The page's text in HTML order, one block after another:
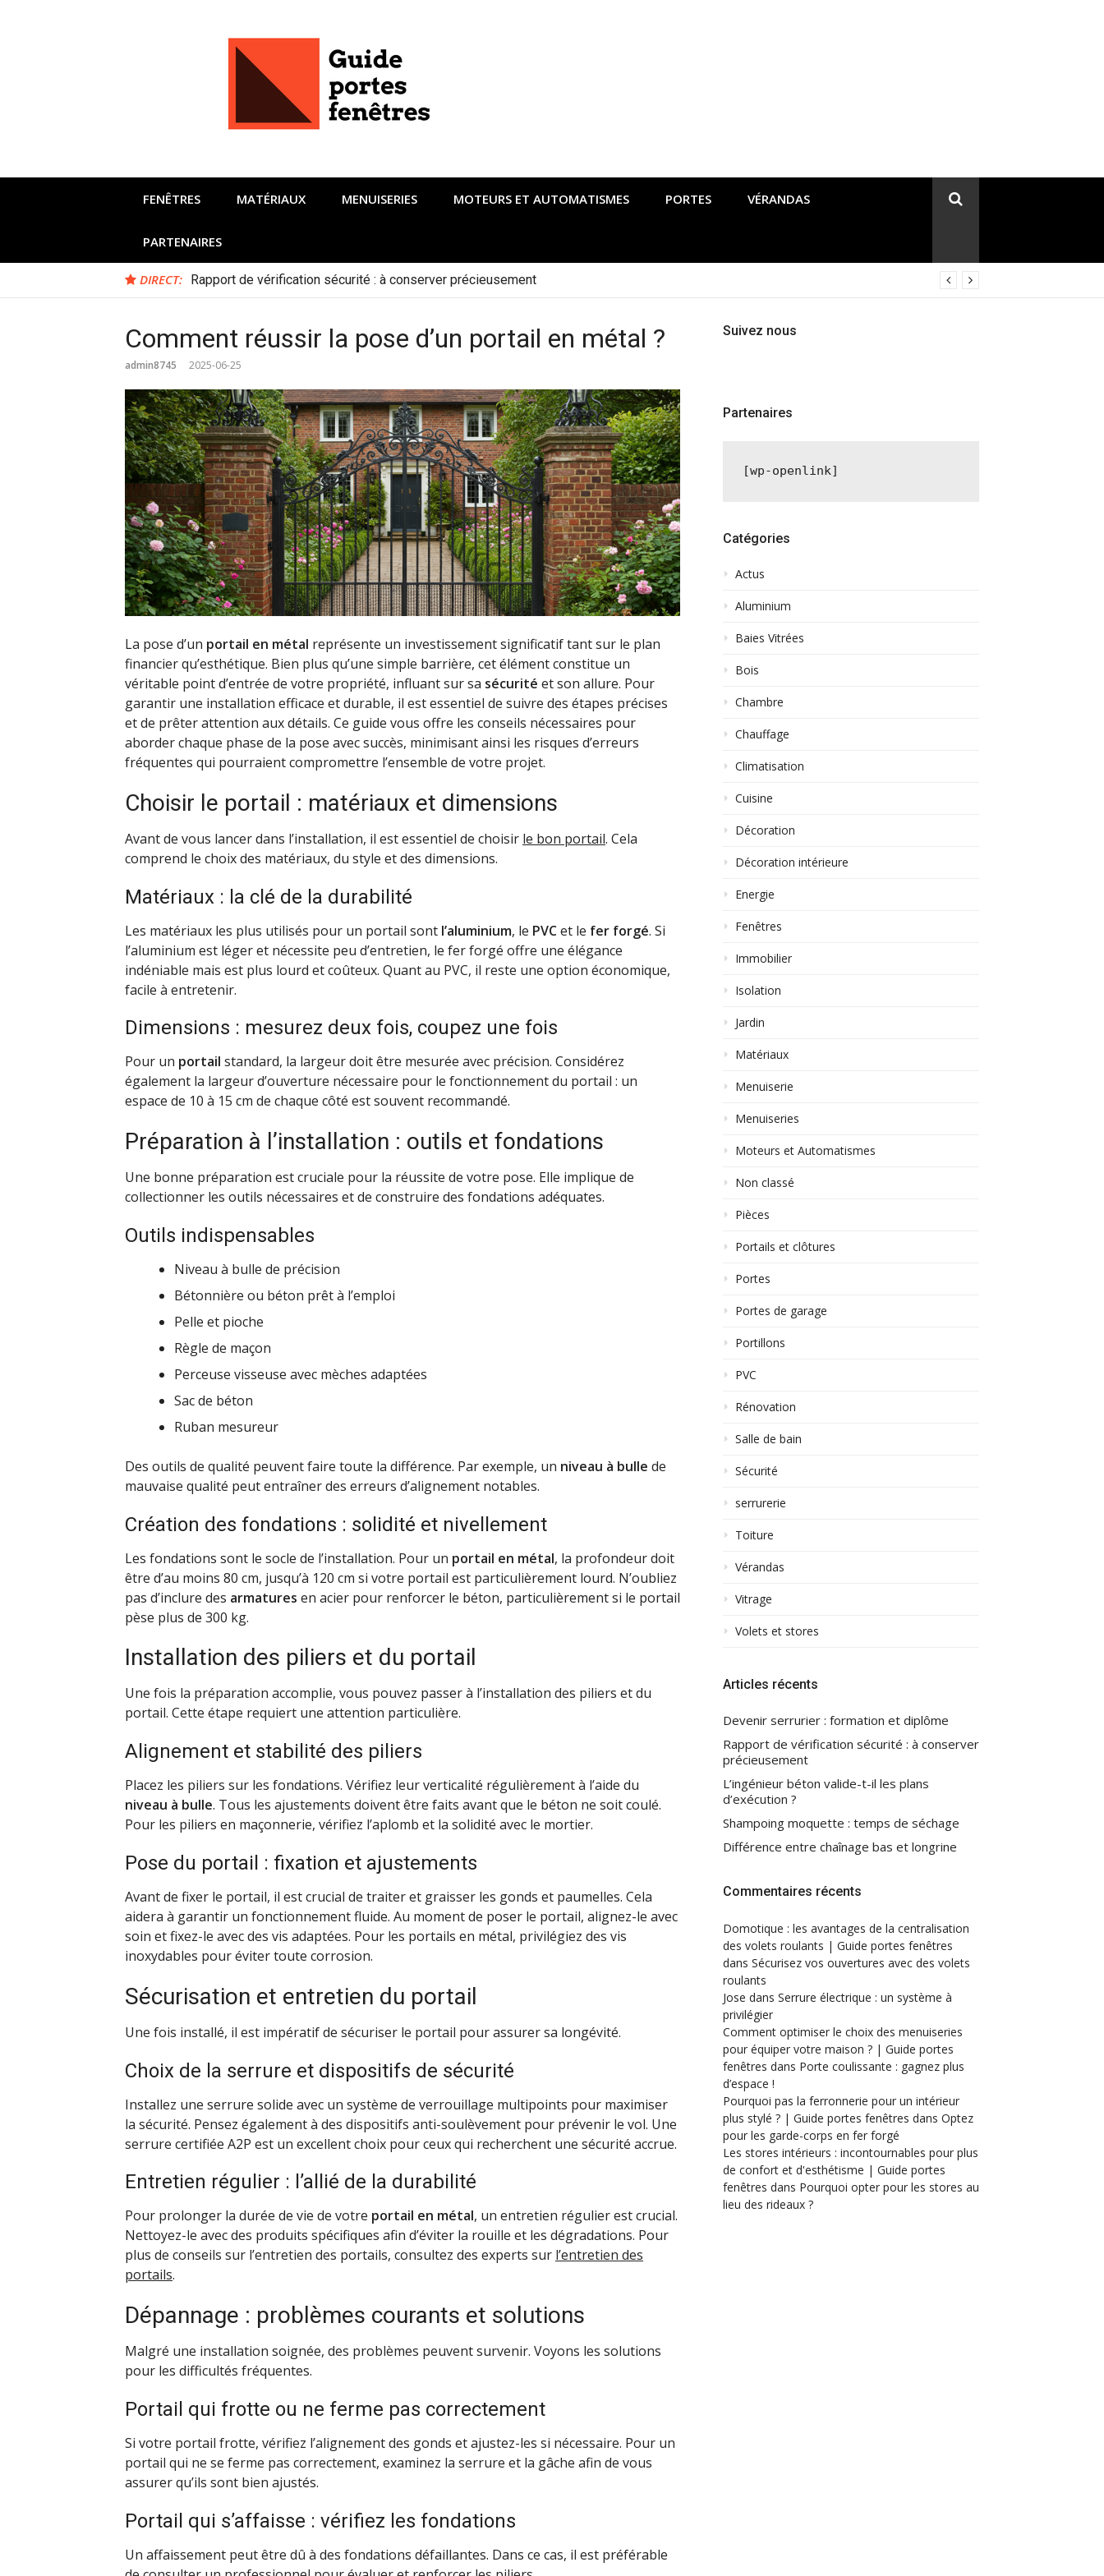
FENÊTRES MATÉRIAUX MENUISERIES MOTEURS ET AUTOMATISMES PORTES VÉRANDAS
PARTENAIRES
DIRECT: Rapport de vérification sécurité : à conserver précieusement
Comment réussir la pose d’un portail en métal ?
admin8745 2025-06-25
La pose d’un portail en métal représente un investissement significatif tant sur le plan
financier qu’esthétique. Bien plus qu’une simple barrière, cet élément constitue un
véritable point d’entrée de votre propriété, influant sur sa sécurité et son allure. Pour
garantir une installation efficace et durable, il est essentiel de suivre des étapes précises
et de prêter attention aux détails. Ce guide vous offre les conseils nécessaires pour
aborder chaque phase de la pose avec succès, minimisant ainsi les risques d’erreurs
fréquentes qui pourraient compromettre l’ensemble de votre projet.
Choisir le portail : matériaux et dimensions
Avant de vous lancer dans l’installation, il est essentiel de choisir le bon portail. Cela
comprend le choix des matériaux, du style et des dimensions.
Matériaux : la clé de la durabilité
Les matériaux les plus utilisés pour un portail sont l’aluminium, le PVCet le fer forgé. Si
l’aluminium est léger et nécessite peu d’entretien, le fer forgé offre une élégance
indéniable mais est plus lourd et coûteux. Quant au PVC, il reste une option économique,
facile à entretenir.
Dimensions : mesurez deux fois, coupez une fois
Pour un portail standard, la largeur doit être mesurée avec précision. Considérez
également la largeur d’ouverture nécessaire pour le fonctionnement du portail : un
espace de 10 à 15 cm de chaque côté est souvent recommandé.
Préparation à l’installation : outils et fondations
Une bonne préparation est cruciale pour la réussite de votre pose. Elle implique de
collectionner les outils nécessaires et de construire des fondations adéquates.
Outils indispensables
Niveau à bulle de précision
Bétonnière ou béton prêt à l’emploi
Pelle et pioche
Règle de maçon
Perceuse visseuse avec mèches adaptées
Sac de béton
Ruban mesureur
Des outils de qualité peuvent faire toute la différence. Par exemple, un niveau à bulle de
mauvaise qualité peut entraîner des erreurs d’alignement notables.
Création des fondations : solidité et nivellement
Les fondations sont le socle de l’installation. Pour un portail en métal, la profondeur doit
être d’au moins 80 cm, jusqu’à 120 cm si votre portail est particulièrement lourd. N’oubliez
pas d’inclure des armatures en acier pour renforcer le béton, particulièrement si le portail
pèse plus de 300 kg.
Installation des piliers et du portail
Une fois la préparation accomplie, vous pouvez passer à l’installation des piliers et du
portail. Cette étape requiert une attention particulière.
Alignement et stabilité des piliers
Placez les piliers sur les fondations. Vérifiez leur verticalité régulièrement à l’aide du
niveau à bulle. Tous les ajustements doivent être faits avant que le béton ne soit coulé.
Pour les piliers en maçonnerie, vérifiez l’aplomb et la solidité avec le mortier.
Pose du portail : fixation et ajustements
Avant de fixer le portail, il est crucial de traiter et graisser les gonds et paumelles. Cela
aidera à garantir un fonctionnement fluide. Au moment de poser le portail, alignez-le avec
soin et fixez-le avec des vis adaptées. Pour les portails en métal, privilégiez des vis
inoxydables pour éviter toute corrosion.
Sécurisation et entretien du portail
Une fois installé, il est impératif de sécuriser le portail pour assurer sa longévité.
Choix de la serrure et dispositifs de sécurité
Installez une serrure solide avec un système de verrouillage multipoints pour maximiser
la sécurité. Pensez également à des dispositifs anti-soulèvement pour prévenir le vol. Une
serrure certifiée A2P est un excellent choix pour ceux qui recherchent une sécurité accrue.
Entretien régulier : l’allié de la durabilité
Pour prolonger la durée de vie de votre portail en métal, un entretien régulier est crucial.
Nettoyez-le avec des produits spécifiques afin d’éviter la rouille et les dégradations. Pour
plus de conseils sur l’entretien des portails, consultez des experts sur l’entretien des
portails.
Dépannage : problèmes courants et solutions
Malgré une installation soignée, des problèmes peuvent survenir. Voyons les solutions
pour les difficultés fréquentes.
Portail qui frotte ou ne ferme pas correctement
Si votre portail frotte, vérifiez l’alignement des gonds et ajustez-les si nécessaire. Pour un
portail qui ne se ferme pas correctement, examinez la serrure et la gâche afin de vous
assurer qu’ils sont bien ajustés.
Portail qui s’affaisse : vérifiez les fondations
Un affaissement peut être dû à des fondations défaillantes. Dans ce cas, il est préférable
Suivez nous
Partenaires
[wp-openlink]
Catégories
Actus
Aluminium
Baies Vitrées
Bois
Chambre
Chauffage
Climatisation
Cuisine
Décoration
Décoration intérieure
Energie
Fenêtres
Immobilier
Isolation
Jardin
Matériaux
Menuiserie
Menuiseries
Moteurs et Automatismes
Non classé
Pièces
Portails et clôtures
Portes
Portes de garage
Portillons
PVC
Rénovation
Salle de bain
Sécurité
serrurerie
Toiture
Vérandas
Vitrage
Volets et stores
Articles récents
Devenir serrurier : formation et diplôme
Rapport de vérification sécurité : à conserver
précieusement
L’ingénieur béton valide-t-il les plans
d’exécution ?
Shampoing moquette : temps de séchage
Différence entre chaînage bas et longrine
Commentaires récents
Domotique : les avantages de la centralisation
des volets roulants | Guide portes fenêtres
dans Sécurisez vos ouvertures avec des volets
roulants
Jose dans Serrure électrique : un système à
privilégier
Comment optimiser le choix des menuiseries
pour équiper votre maison ? | Guide portes
fenêtres dans Porte coulissante : gagnez plus
d’espace !
Pourquoi pas la ferronnerie pour un intérieur
plus stylé ? | Guide portes fenêtres dans Optez
pour les garde-corps en fer forgé
Les stores intérieurs : incontournables pour plus
de confort et d'esthétisme | Guide portes
fenêtres dans Pourquoi opter pour les stores au
lieu des rideaux ?